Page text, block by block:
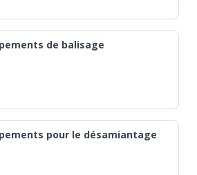
de balisage
pour le désamiantage